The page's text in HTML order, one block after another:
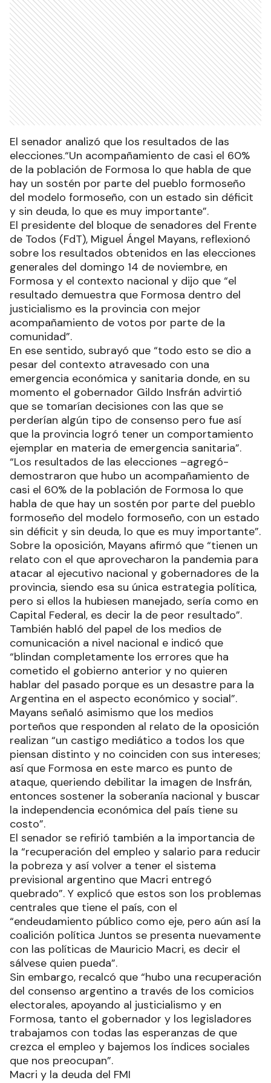
El senador analizó que los resultados de las
elecciones.“Un acompañamiento de casi el 60%
de la población de Formosa lo que habla de que
hay un sostén por parte del pueblo formoseño
del modelo formoseño, con un estado sin déficit
y sin deuda, lo que es muy importante”.
El presidente del bloque de senadores del Frente
de Todos (FdT), Miguel Ángel Mayans, reflexionó
sobre los resultados obtenidos en las elecciones
generales del domingo 14 de noviembre, en
Formosa y el contexto nacional y dijo que “el
resultado demuestra que Formosa dentro del
justicialismo es la provincia con mejor
acompañamiento de votos por parte de la
comunidad”.
En ese sentido, subrayó que “todo esto se dio a
pesar del contexto atravesado con una
emergencia económica y sanitaria donde, en su
momento el gobernador Gildo Insfrán advirtió
que se tomarían decisiones con las que se
perderían algún tipo de consenso pero fue así
que la provincia logró tener un comportamiento
ejemplar en materia de emergencia sanitaria”.
“Los resultados de las elecciones –agregó-
demostraron que hubo un acompañamiento de
casi el 60% de la población de Formosa lo que
habla de que hay un sostén por parte del pueblo
formoseño del modelo formoseño, con un estado
sin déficit y sin deuda, lo que es muy importante”.
Sobre la oposición, Mayans afirmó que “tienen un
relato con el que aprovecharon la pandemia para
atacar al ejecutivo nacional y gobernadores de la
provincia, siendo esa su única estrategia política,
pero si ellos la hubiesen manejado, sería como en
Capital Federal, es decir la de peor resultado”.
También habló del papel de los medios de
comunicación a nivel nacional e indicó que
“blindan completamente los errores que ha
cometido el gobierno anterior y no quieren
hablar del pasado porque es un desastre para la
Argentina en el aspecto económico y social”.
Mayans señaló asimismo que los medios
porteños que responden al relato de la oposición
realizan “un castigo mediático a todos los que
piensan distinto y no coinciden con sus intereses;
así que Formosa en este marco es punto de
ataque, queriendo debilitar la imagen de Insfrán,
entonces sostener la soberanía nacional y buscar
la independencia económica del país tiene su
costo”.
El senador se refirió también a la importancia de
la “recuperación del empleo y salario para reducir
la pobreza y así volver a tener el sistema
previsional argentino que Macri entregó
quebrado”. Y explicó que estos son los problemas
centrales que tiene el país, con el
“endeudamiento público como eje, pero aún así la
coalición política Juntos se presenta nuevamente
con las políticas de Mauricio Macri, es decir el
sálvese quien pueda”.
Sin embargo, recalcó que “hubo una recuperación
del consenso argentino a través de los comicios
electorales, apoyando al justicialismo y en
Formosa, tanto el gobernador y los legisladores
trabajamos con todas las esperanzas de que
crezca el empleo y bajemos los índices sociales
que nos preocupan”.
Macri y la deuda del FMI